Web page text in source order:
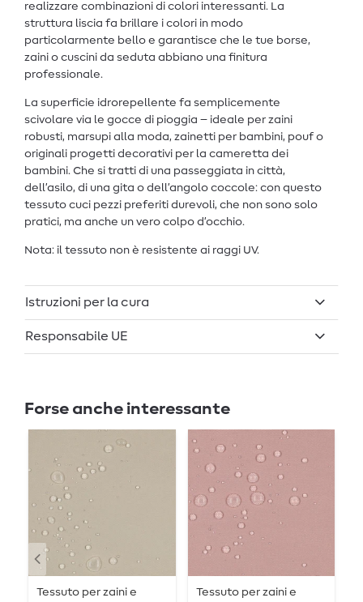
realizzare combinazioni di colori interessanti. La
struttura liscia fa brillare i colori in modo
particolarmente bello e garantisce che le tue borse,
zaini o cuscini da seduta abbiano una finitura
professionale.
La superficie idrorepellente fa semplicemente
scivolare via le gocce di pioggia – ideale per zaini
robusti, marsupi alla moda, zainetti per bambini, pouf o
originali progetti decorativi per la cameretta dei
bambini. Che si tratti di una passeggiata in città,
dell’asilo, di una gita o dell’angolo coccole: con questo
tessuto cuci pezzi preferiti durevoli, che non sono solo
pratici, ma anche un vero colpo d’occhio.
Nota: il tessuto non è resistente ai raggi UV.
Istruzioni per la cura
Responsabile UE
Forse anche interessante
Tessuto per zaini e
Tessuto per zaini e